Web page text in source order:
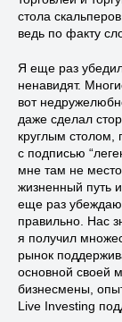
стола
ведь по факту
Я еще раз
ненавидят.
вот
даже сделал
круглым столом,
с подписью
мне там не
жизненный путь
еще раз
правильно. Нас
я получил
рынок
основной своей
бизнесмены,
Live Investing